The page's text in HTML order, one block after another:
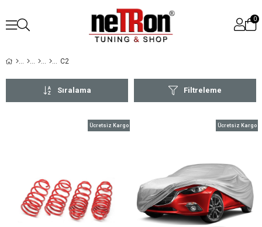
0
C2
Filtreleme
Sıralama
Ücretsiz Kargo Ücretsiz Kargo